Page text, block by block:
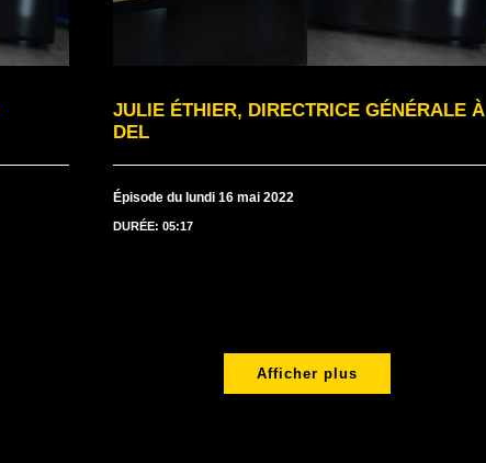
JULIE ÉTHIER, DIRECTRICE GÉNÉRALE À
DEL
Épisode du lundi 16 mai 2022
DURÉE: 05:17
Afficher plus